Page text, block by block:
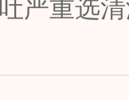
严重选